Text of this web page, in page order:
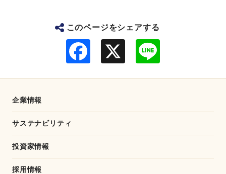
このページをシェアする
企業情報
サステナビリティ
投資家情報
採用情報